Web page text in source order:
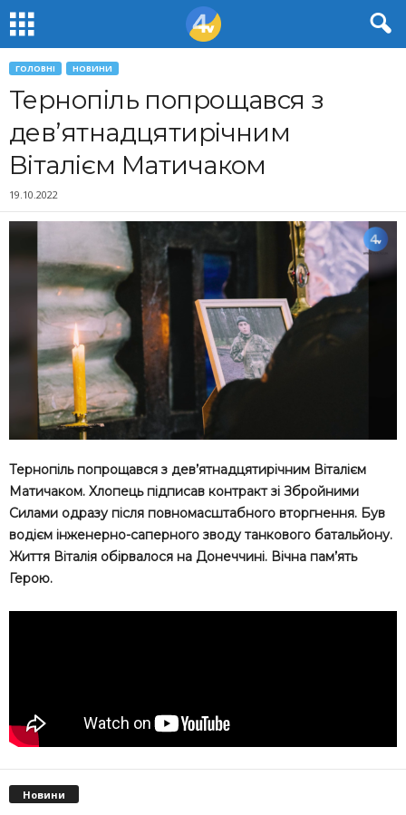
ГОЛОВНІ НОВИНИ
Тернопіль попрощався з
дев’ятнадцятирічним
Віталієм Матичаком
19.10.2022
Тернопіль попрощався з дев’ятнадцятирічним Віталієм
Матичаком. Хлопець підписав контракт зі Збройними
Силами одразу після повномасштабного вторгнення. Був
водієм інженерно-саперного зводу танкового батальйону.
Життя Віталія обірвалося на Донеччині. Вічна пам’ять
Герою.
Новини